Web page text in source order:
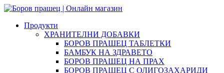
Продукти
ХРАНИТЕЛНИ ДОБАВКИ
БОРОВ ПРАШЕЦ ТАБЛЕТКИ
БАМБУК НА ЗДРАВЕТО
БОРОВ ПРАШЕЦ НА ПРАХ
БОРОВ ПРАШЕЦ С ОЛИГОЗАХАРИДИ